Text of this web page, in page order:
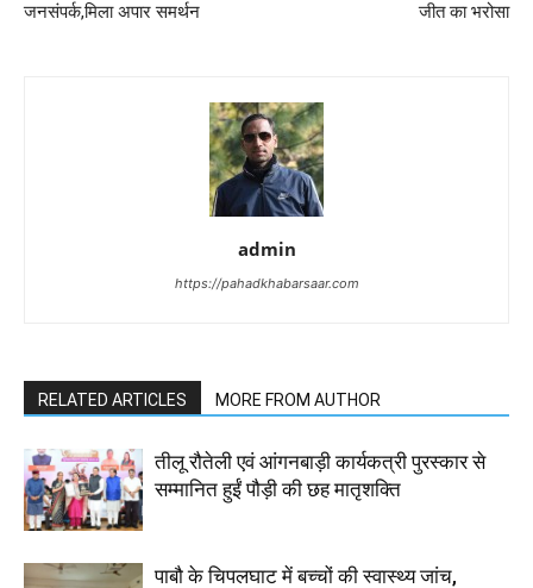
जनसंपर्क,मिला अपार समर्थन
जीत का भरोसा
admin
https://pahadkhabarsaar.com
RELATED ARTICLES MORE FROM AUTHOR
तीलू रौतेली एवं आंगनबाड़ी कार्यकत्री पुरस्कार से
सम्मानित हुईं पौड़ी की छह मातृशक्ति
पाबौ के चिपलघाट में बच्चों की स्वास्थ्य जांच,